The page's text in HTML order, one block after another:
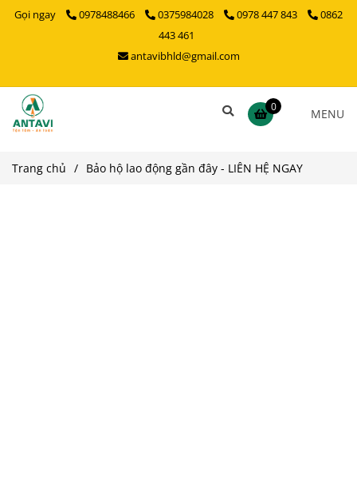
Gọi ngay 0978488466 0375984028 0978 447 843
0862
443 461
antavibhld@gmail.com
0 MENU
Trang chủ / Bảo hộ lao động gần đây - LIÊN HỆ NGAY